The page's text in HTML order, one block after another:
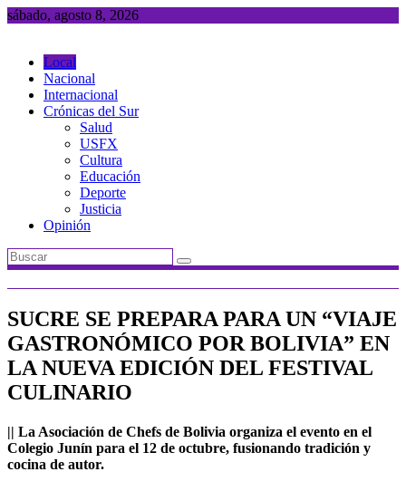
Saltar
sábado, agosto 8, 2026
Local
Nacional
Internacional
Crónicas del Sur
Salud
USFX
Cultura
Educación
Deporte
Justicia
Opinión
SUCRE SE PREPARA PARA UN “VIAJE
GASTRONÓMICO POR BOLIVIA” EN
LA NUEVA EDICIÓN DEL FESTIVAL
CULINARIO
|| La Asociación de Chefs de Bolivia organiza el evento en el
Colegio Junín para el 12 de octubre, fusionando tradición y
cocina de autor.